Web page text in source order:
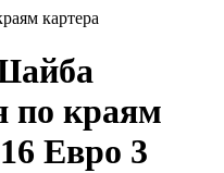
картера
по краям
Евро 3